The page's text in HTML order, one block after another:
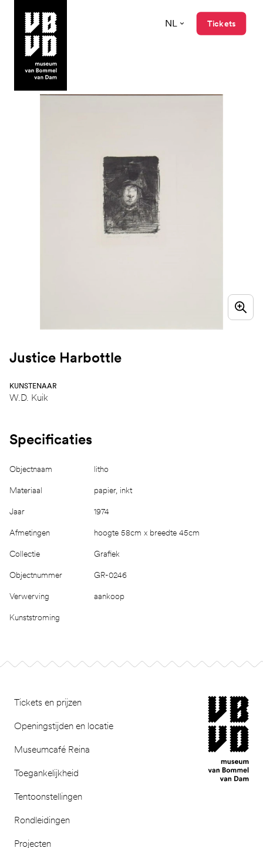
museum van Bommel van Dam
NL Tickets
Justice Harbottle
KUNSTENAAR
W.D. Kuik
Specificaties
Objectnaam litho
Materiaal papier, inkt
Jaar 1974
Afmetingen hoogte 58cm x breedte 45cm
Collectie Grafiek
Objectnummer GR-0246
Verwerving aankoop
Kunststroming
Tickets en prijzen
Openingstijden en locatie
Museumcafé Reina
Toegankelijkheid
Tentoonstellingen
Rondleidingen
Projecten
museum van